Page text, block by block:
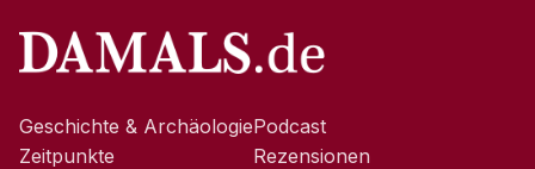
Geschichte & Archäologie
Zeitpunkte
Podcast
Rezensionen